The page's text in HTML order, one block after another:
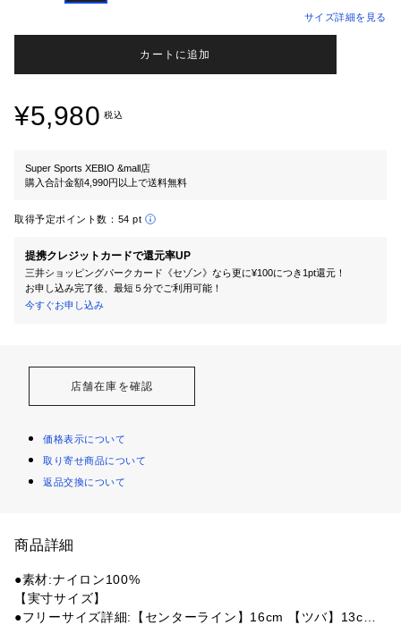
サイズ詳細を見る
カートに追加
¥5,980 税込
Super Sports XEBIO &mall店
購入合計金額4,990円以上で送料無料
取得予定ポイント数： 54 pt
提携クレジットカードで還元率UP
三井ショッピングパークカード《セゾン》なら更に¥100につき1pt還元！
お申し込み完了後、最短５分でご利用可能！
今すぐお申し込み
店舗在庫を確認
価格表示について
取り寄せ商品について
返品交換について
商品詳細
●素材:ナイロン100%
【実寸サイズ】
●フリーサイズ詳細:【センターライン】16cm 【ツバ】13cm